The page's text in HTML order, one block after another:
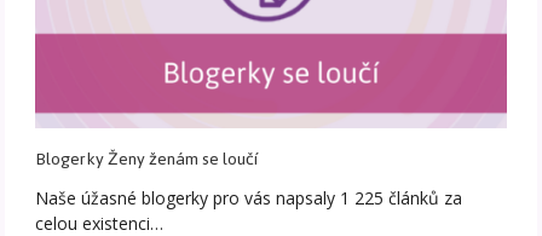
Blogerky Ženy ženám se loučí
Naše úžasné blogerky pro vás napsaly 1 225 článků za
celou existenci…